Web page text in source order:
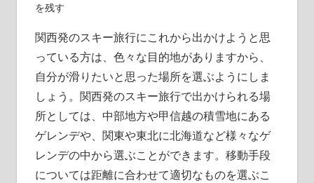
を残す
関西発のスキー旅行にこれから出かけようと思
っている方は、色々な目的地がありますから、
自分が滑りたいと思った場所を選ぶようにしま
しょう。 関西発のスキー旅行で出かけられる場
所としては、中部地方や甲信越の積雪地にある
ゲレンデや、関東や東北に北海道など様々なゲ
レンデの中から選ぶことができます。移動手段
については距離に合わせて適切なものを選ぶこ